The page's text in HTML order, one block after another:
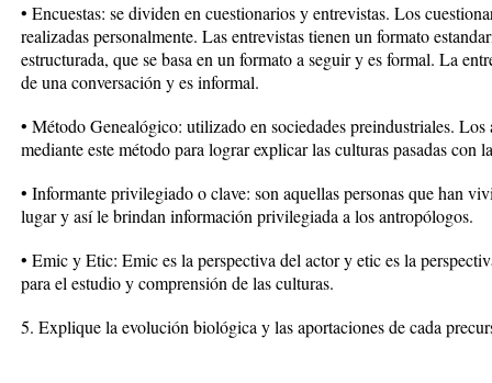
• Encuestas: se dividen en cuestionarios y entrevistas. Los
realizadas personalmente. Las entrevistas tienen un formato
estructurada, que se basa en un formato a seguir y es formal. La
de una conversación y es informal.
• Método Genealógico: utilizado en sociedades preindustriales.
mediante este método para lograr explicar las culturas pasadas con
• Informante privilegiado o clave: son aquellas personas que han
lugar y así le brindan información privilegiada a los antropólogos.
• Emic y Etic: Emic es la perspectiva del actor y etic es la
para el estudio y comprensión de las culturas.
5. Explique la evolución biológica y las aportaciones de cada